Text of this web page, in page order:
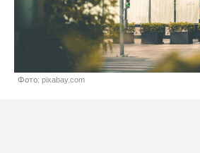
Фото: pixabay.com